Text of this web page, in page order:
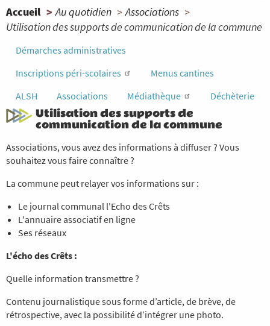
You
are
here
Accueil Au quotidien
Associations
Utilisation des supports de communication de la commune
Démarches administratives
Inscriptions péri-scolaires
Menus cantines
ALSH
Associations Médiathèque Déchèterie
Utilisation des supports de
communication de la commune
Associations, vous avez des informations à diffuser ? Vous
souhaitez vous faire connaître ?
La commune peut relayer vos informations sur :
Le journal communal l'Echo des Crêts
L'annuaire associatif en ligne
Ses réseaux
L'écho des Crêts :
Quelle information transmettre ?
Contenu journalistique sous forme d’article, de brève, de
rétrospective, avec la possibilité d’intégrer une photo.